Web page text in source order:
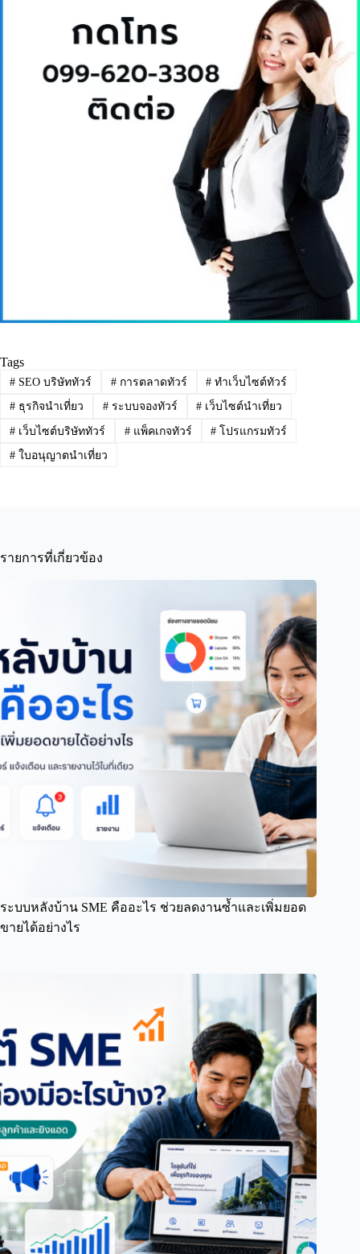
Tags
#SEO บริษัททัวร์ #การตลาดทัวร์ # ทำเว็บไซต์ทัวร์
#ธุรกิจนำเที่ยว #ระบบจองทัวร์ # เว็บไซต์นำเที่ยว
#เว็บไซต์บริษัททัวร์ #แพ็คเกจทัวร์ # โปรแกรมทัวร์
#ใบอนุญาตนำเที่ยว
รายการที่เกี่ยวข้อง
ระบบหลังบ้าน SME คืออะไร ช่วยลดงานซ้ำและเพิ่มยอด
ขายได้อย่างไร